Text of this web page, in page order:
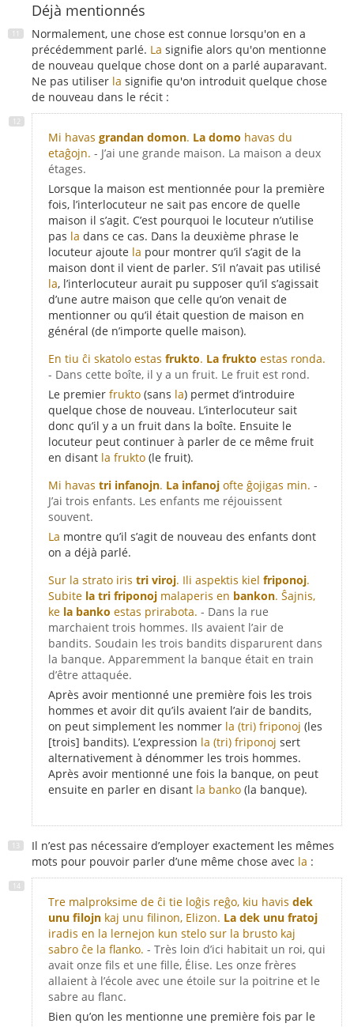
Déjà mentionnés
Normalement, une chose est connue lorsqu'on en a
précédemment parlé. La signifie alors qu'on mentionne
de nouveau quelque chose dont on a parlé auparavant.
Ne pas utiliser la signifie qu'on introduit quelque chose
de nouveau dans le récit :
Mi havas grandan domon. La domo havas du
etaĝojn. - J’ai une grande maison. La maison a deux
étages.
Lorsque la maison est mentionnée pour la première
fois, l’interlocuteur ne sait pas encore de quelle
maison il s’agit. C’est pourquoi le locuteur n’utilise
pas la dans ce cas. Dans la deuxième phrase le
locuteur ajoute la pour montrer qu’il s’agit de la
maison dont il vient de parler. S’il n’avait pas utilisé
la, l’interlocuteur aurait pu supposer qu’il s’agissait
d’une autre maison que celle qu’on venait de
mentionner ou qu’il était question de maison en
général (de n’importe quelle maison).
En tiu ĉi skatolo estas frukto. La frukto estas ronda.
- Dans cette boîte, il y a un fruit. Le fruit est rond.
Le premier frukto (sans la) permet d’introduire
quelque chose de nouveau. L’interlocuteur sait
donc qu’il y a un fruit dans la boîte. Ensuite le
locuteur peut continuer à parler de ce même fruit
en disant la frukto (le fruit).
Mi havas tri infanojn. La infanoj ofte ĝojigas min. -
J’ai trois enfants. Les enfants me réjouissent
souvent.
La montre qu’il s’agit de nouveau des enfants dont
on a déjà parlé.
Sur la strato iris tri viroj. Ili aspektis kiel friponoj.
Subite la tri friponoj malaperis en bankon. Ŝajnis,
ke la banko estas prirabota. - Dans la rue
marchaient trois hommes. Ils avaient l’air de
bandits. Soudain les trois bandits disparurent dans
la banque. Apparemment la banque était en train
d’être attaquée.
Après avoir mentionné une première fois les trois
hommes et avoir dit qu’ils avaient l’air de bandits,
on peut simplement les nommer la (tri) friponoj (les
[trois] bandits). L’expression la (tri) friponoj sert
alternativement à dénommer les trois hommes.
Après avoir mentionné une fois la banque, on peut
ensuite en parler en disant la banko (la banque).
Il n’est pas nécessaire d’employer exactement les mêmes
mots pour pouvoir parler d’une même chose avec la :
Tre malproksime de ĉi tie loĝis reĝo, kiu havis dek
unu filojn kaj unu filinon, Elizon. La dek unu fratoj
iradis en la lernejon kun stelo sur la brusto kaj
sabro ĉe la flanko. - Très loin d’ici habitait un roi, qui
avait onze fils et une fille, Élise. Les onze frères
allaient à l’école avec une étoile sur la poitrine et le
sabre au flanc.
Bien qu’on les mentionne une première fois par le